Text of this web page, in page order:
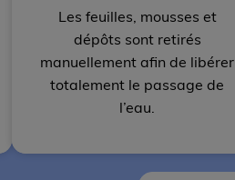
Les feuilles, mousses et
dépôts sont retirés
manuellement afin de libérer
totalement le passage de
l’eau.